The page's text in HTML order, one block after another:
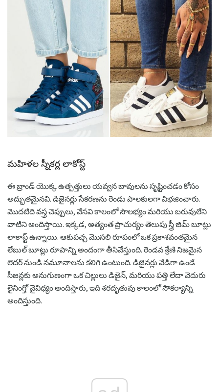
మహిళల స్నీకర్ల లాకోస్ట్
ఈ బ్రాండ్ యొక్క ఉత్పత్తులు యవ్వన బావులను సృష్టించడం కోసం
అద్భుతమైనవి. డిజైనర్లు సేకరణను రెండు పాలకులగా విభజించారు.
మొదటిది వస్త్ర చెప్పులు, వేసవి కాలంలో సౌలభ్యం మరియు బరువులేని
వాటిని అందిస్తాయి. ఇక్కడ, అత్యంత ప్రాచుర్యం తెలుపు స్త్రీ జిమ్ బూట్లు
లాకాస్ట్ ఉన్నాయి. ఆకుపచ్చ మొసలి రూపంలో ఒక ప్రకాశవంతమైన
లేబుల్ బూట్లు రూపాన్ని అందంగా తీసివేస్తుంది. రెండవ శ్రేణి నిజమైన
లెదర్ నుండి నమూనాలను కలిగి ఉంటుంది. డిజైనర్లు వేడిగా ఉండే
సీజన్లకు అనుగుణంగా ఒక చిల్లులు డిజైన్, మరియు పత్తి లేదా వెదురు
లైనింగ్తో వైవిధ్యం అందిస్తారు, ఇది శరదృతువు కాలంలో సౌకర్యాన్ని
అందిస్తుంది.